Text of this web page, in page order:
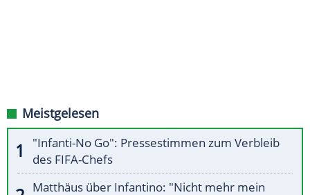
Meistgelesen
"Infanti-No Go": Pressestimmen zum Verbleib
des FIFA-Chefs
Matthäus über Infantino: "Nicht mehr mein